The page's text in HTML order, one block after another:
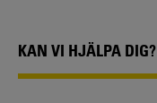
KAN VI HJÄLPA DIG?